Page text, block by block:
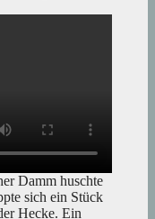
Damm huschte
sich ein Stück
Hecke. Ein